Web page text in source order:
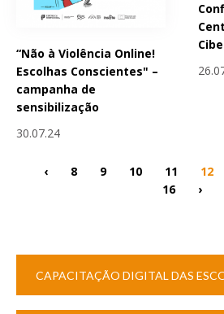
“Não à Violência Online!
Escolhas Conscientes" –
campanha de
sensibilização
30.07.24
‹ 8 9 10 11 12
16
›
CAPACITAÇÃO DIGITAL DAS